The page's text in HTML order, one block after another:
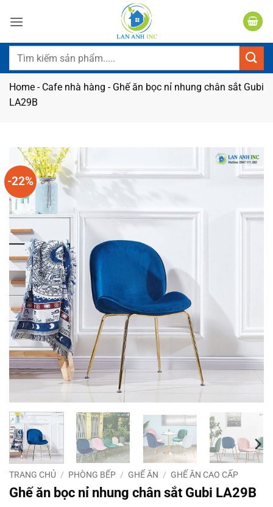
qua
dung
Tìm
Home - Cafe nhà hàng - Ghế ăn bọc nỉ nhung chân sắt Gubi
LA29B
-22%
TRANG CHỦ / PHÒNG BẾP / GHẾ ĂN / GHẾ ĂN CAO CẤP
Ghế ăn bọc nỉ nhung chân sắt Gubi LA29B